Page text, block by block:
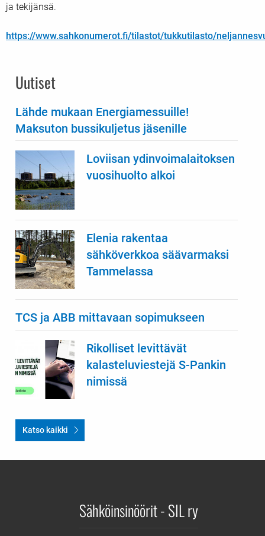
ja tekijänsä.
https://www.sahkonumerot.fi/tilastot/tukkutilasto/
Uutiset
Lähde mukaan Energiamessuille!
Maksuton bussikuljetus jäsenille
Loviisan ydinvoimalaitoksen
vuosihuolto alkoi
Elenia rakentaa
sähköverkkoa säävarmaksi
Tammelassa
TCS ja ABB mittavaan sopimukseen
Rikolliset levittävät
kalasteluviestejä S-Pankin
nimissä
Katso kaikki
Sähköinsinöörit - SIL ry